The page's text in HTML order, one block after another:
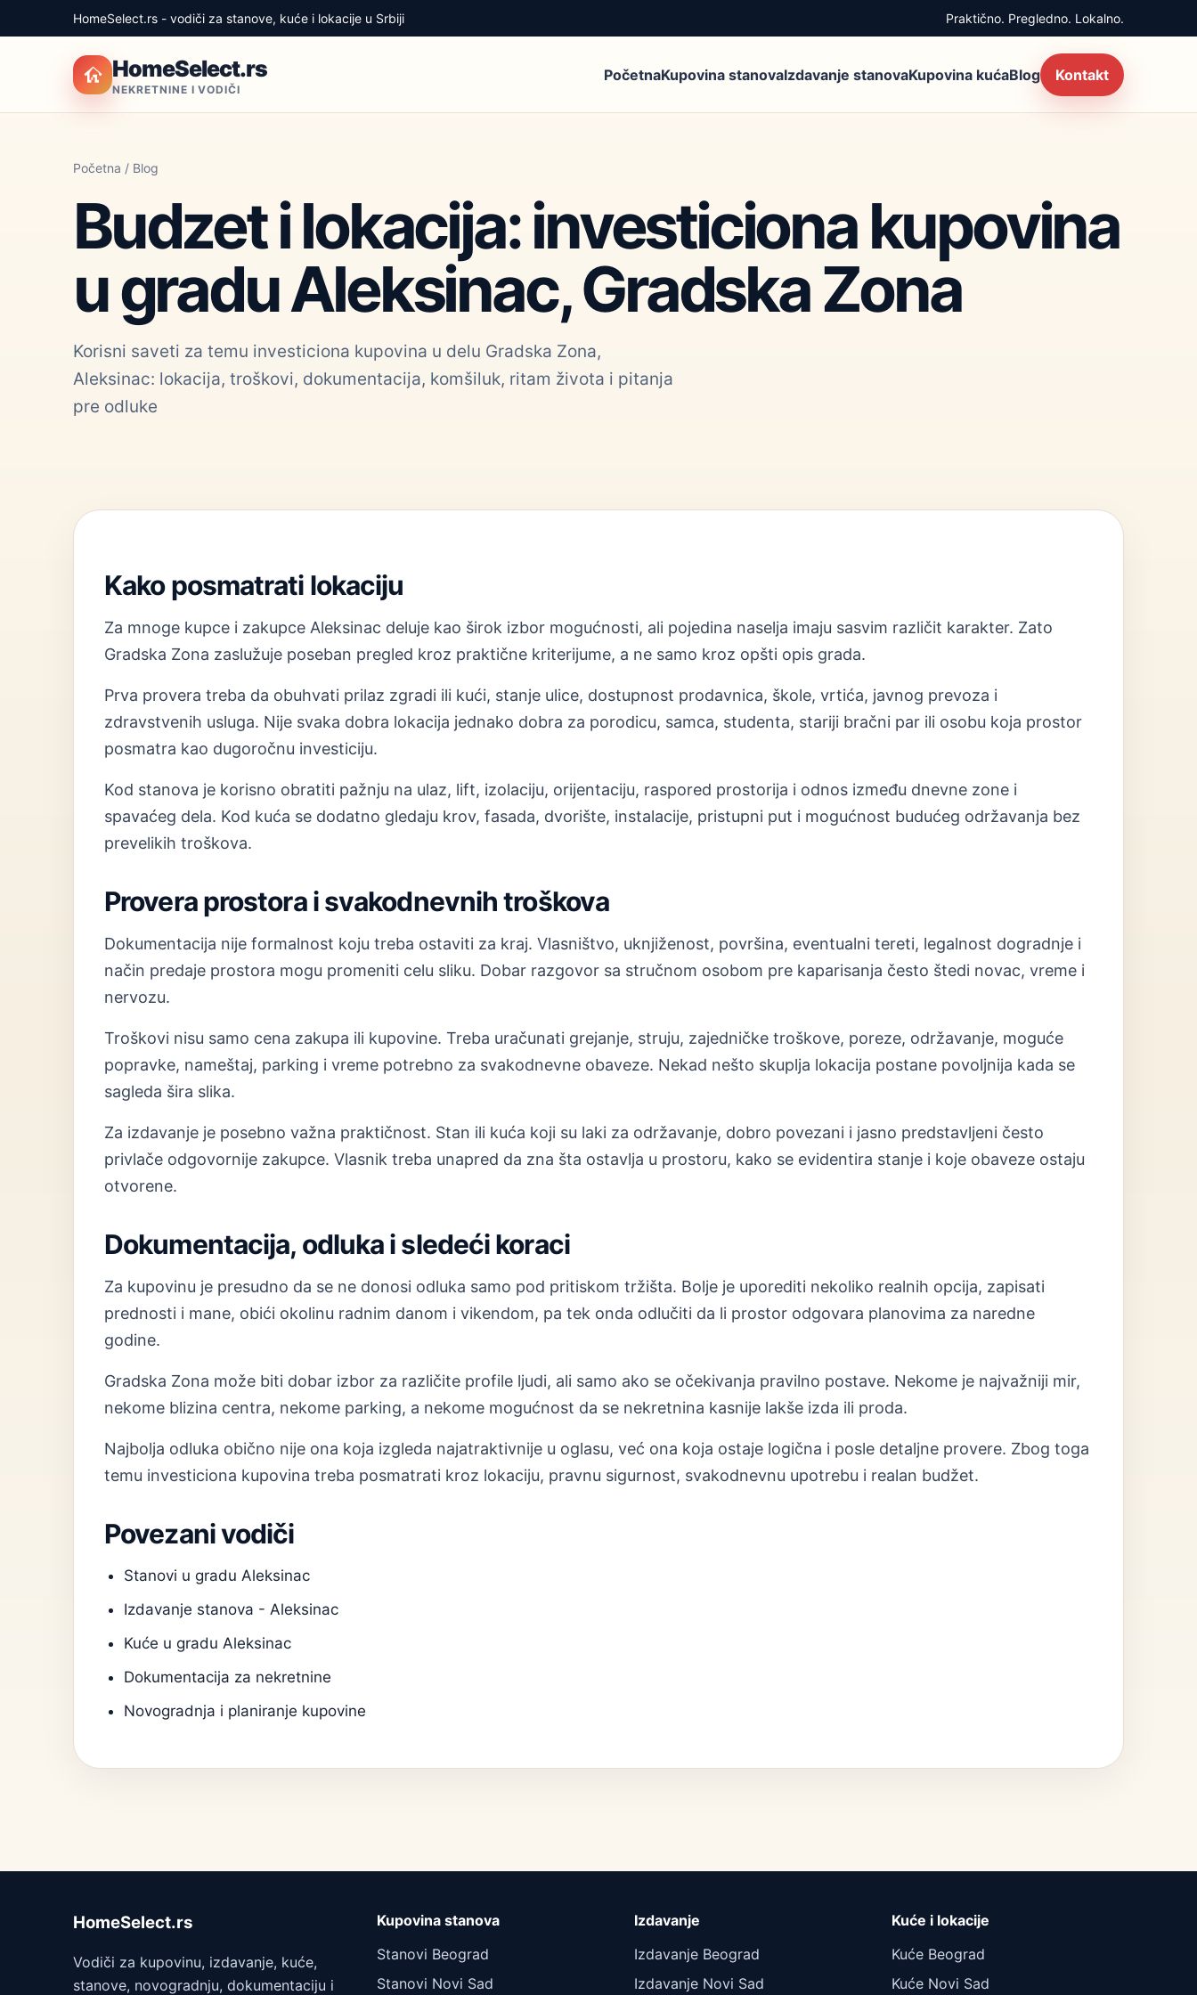
HomeSelect.rs - vodiči za stanove, kuće i lokacije u Srbiji Praktično. Pregledno. Lokalno.
HomeSelect.rs
NEKRETNINE I VODIČI
PočetnaKupovina stanovaIzdavanje stanovaKupovina kućaBlog Kontakt
Početna / Blog
Budzet i lokacija: investiciona kupovina
u gradu Aleksinac, Gradska Zona
Korisni saveti za temu investiciona kupovina u delu Gradska Zona,
Aleksinac: lokacija, troškovi, dokumentacija, komšiluk, ritam života i pitanja
pre odluke
Kako posmatrati lokaciju
Za mnoge kupce i zakupce Aleksinac deluje kao širok izbor mogućnosti, ali pojedina naselja imaju sasvim različit karakter. Zato
Gradska Zona zaslužuje poseban pregled kroz praktične kriterijume, a ne samo kroz opšti opis grada.
Prva provera treba da obuhvati prilaz zgradi ili kući, stanje ulice, dostupnost prodavnica, škole, vrtića, javnog prevoza i
zdravstvenih usluga. Nije svaka dobra lokacija jednako dobra za porodicu, samca, studenta, stariji bračni par ili osobu koja prostor
posmatra kao dugoročnu investiciju.
Kod stanova je korisno obratiti pažnju na ulaz, lift, izolaciju, orijentaciju, raspored prostorija i odnos između dnevne zone i
spavaćeg dela. Kod kuća se dodatno gledaju krov, fasada, dvorište, instalacije, pristupni put i mogućnost budućeg održavanja bez
prevelikih troškova.
Provera prostora i svakodnevnih troškova
Dokumentacija nije formalnost koju treba ostaviti za kraj. Vlasništvo, uknjiženost, površina, eventualni tereti, legalnost dogradnje i
način predaje prostora mogu promeniti celu sliku. Dobar razgovor sa stručnom osobom pre kaparisanja često štedi novac, vreme i
nervozu.
Troškovi nisu samo cena zakupa ili kupovine. Treba uračunati grejanje, struju, zajedničke troškove, poreze, održavanje, moguće
popravke, nameštaj, parking i vreme potrebno za svakodnevne obaveze. Nekad nešto skuplja lokacija postane povoljnija kada se
sagleda šira slika.
Za izdavanje je posebno važna praktičnost. Stan ili kuća koji su laki za održavanje, dobro povezani i jasno predstavljeni često
privlače odgovornije zakupce. Vlasnik treba unapred da zna šta ostavlja u prostoru, kako se evidentira stanje i koje obaveze ostaju
otvorene.
Dokumentacija, odluka i sledeći koraci
Za kupovinu je presudno da se ne donosi odluka samo pod pritiskom tržišta. Bolje je uporediti nekoliko realnih opcija, zapisati
prednosti i mane, obići okolinu radnim danom i vikendom, pa tek onda odlučiti da li prostor odgovara planovima za naredne
godine.
Gradska Zona može biti dobar izbor za različite profile ljudi, ali samo ako se očekivanja pravilno postave. Nekome je najvažniji mir,
nekome blizina centra, nekome parking, a nekome mogućnost da se nekretnina kasnije lakše izda ili proda.
Najbolja odluka obično nije ona koja izgleda najatraktivnije u oglasu, već ona koja ostaje logična i posle detaljne provere. Zbog toga
temu investiciona kupovina treba posmatrati kroz lokaciju, pravnu sigurnost, svakodnevnu upotrebu i realan budžet.
Povezani vodiči
Stanovi u gradu Aleksinac
Izdavanje stanova - Aleksinac
Kuće u gradu Aleksinac
Dokumentacija za nekretnine
Novogradnja i planiranje kupovine
HomeSelect.rs
Vodiči za kupovinu, izdavanje, kuće,
stanove, novogradnju, dokumentaciju i
Kupovina stanova
Stanovi Beograd
Stanovi Novi Sad
Izdavanje
Izdavanje Beograd
Izdavanje Novi Sad
Kuće i lokacije
Kuće Beograd
Kuće Novi Sad